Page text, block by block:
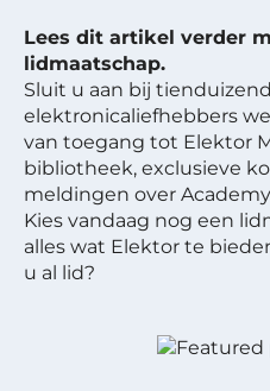
Lees dit artikel verder
lidmaatschap.
Sluit u aan bij
elektronicaliefhebbers
van toegang tot Elektor
bibliotheek, exclusieve
meldingen over
Kies vandaag nog een
alles wat Elektor te
u al lid?